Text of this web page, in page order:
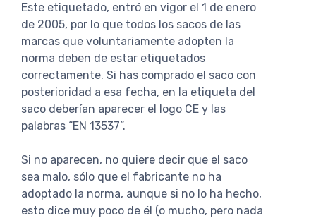
Este etiquetado, entró en vigor el 1 de enero
de 2005, por lo que todos los sacos de las
marcas que voluntariamente adopten la
norma deben de estar etiquetados
correctamente. Si has comprado el saco con
posterioridad a esa fecha, en la etiqueta del
saco deberían aparecer el logo CE y las
palabras “EN 13537”.
Si no aparecen, no quiere decir que el saco
sea malo, sólo que el fabricante no ha
adoptado la norma, aunque si no lo ha hecho,
esto dice muy poco de él (o mucho, pero nada